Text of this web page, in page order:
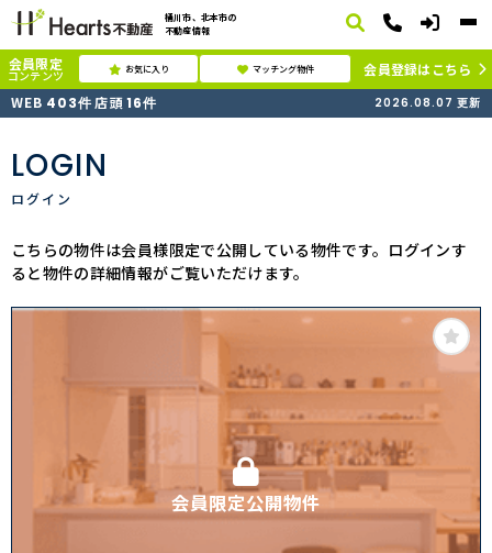
桶川市、北本市の
不動産情報
会員限定
コンテンツ お気に入り マッチング物件
会員登録はこちら
WEB 403件 店頭16件 2026.08.07 更新
LOGIN
ログイン
こちらの物件は会員様限定で公開している物件です。ログインす
ると物件の詳細情報がご覧いただけます。
会員限定公開物件